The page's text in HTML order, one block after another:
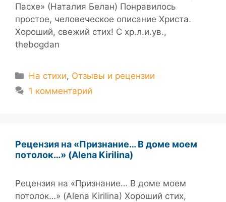
Пасхе» (Наталия Белан) Понравилось
простое, человеческое описание Христа.
Хороший, свежий стих! С хр.л.и.ув.,
thebogdan
Рубрики
На стихи, Отзывы и рецензии
1 комментарий
Рецензия на «Признание… В доме моем
потолок…» (Alena Kirilina)
Рецензия на «Признание… В доме моем
потолок…» (Alena Kirilina) Хороший стих,